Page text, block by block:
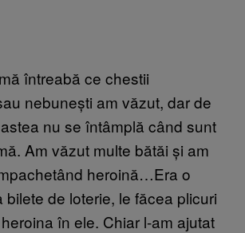
întreabă ce chestii
nebunești am văzut, dar de
nu se întâmplă când sunt
Am văzut multe bătăi și am
heroină…Era o
bilete de loterie, le făcea plicuri
în ele. Chiar l-am ajutat